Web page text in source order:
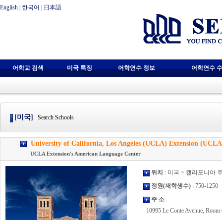
English 한국어 日本語
어학교 검색 미국 특징 어학연수 정보 어학연수
[미국] Search Schools
University of California, Los Angeles (UCLA) Extension
UCLA Extension's American Language Center
위치 : 미국 > 캘리포니아
정원(재학생수) : 750-1250
주 소
10995 Le Conte Avenue,